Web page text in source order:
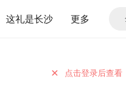
这礼是长沙 更多
点击登录后查看